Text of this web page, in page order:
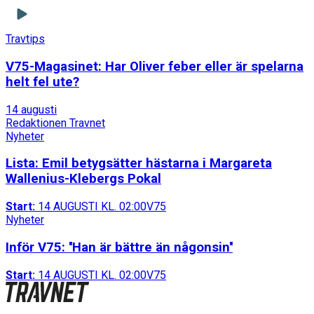
Travtips
V75-Magasinet: Har Oliver feber eller är spelarna
helt fel ute?
14 augusti
Redaktionen Travnet
Nyheter
Lista: Emil betygsätter hästarna i Margareta
Wallenius-Klebergs Pokal
Start: 14 AUGUSTI KL. 02:00V75
Nyheter
Inför V75: ''Han är bättre än någonsin''
Start: 14 AUGUSTI KL. 02:00V75